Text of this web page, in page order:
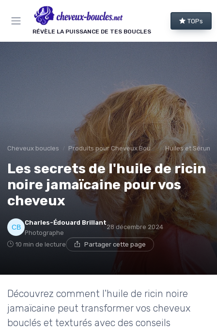
RÉVÈLE LA PUISSANCE DE TES BOUCLES
TOPs
Cheveux boucles Produits pour Cheveux Bouclés et Texturés Huiles et Sérums
Les secrets de l'huile de ricin
noire jamaïcaine pour vos
cheveux
Charles-Édouard Brillant
Photographe
28 décembre 2024
10 min de lecture Partager cette page
Découvrez comment l'huile de ricin noire
jamaïcaine peut transformer vos cheveux
bouclés et texturés avec des conseils
Panneau de gestion des cookies